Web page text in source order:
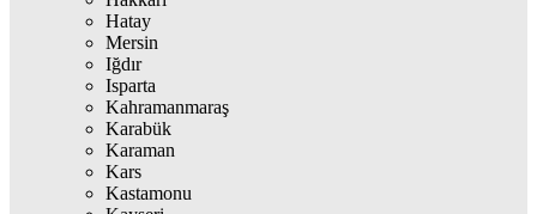
Hatay
Mersin
Iğdır
Isparta
Kahramanmaraş
Karabük
Karaman
Kars
Kastamonu